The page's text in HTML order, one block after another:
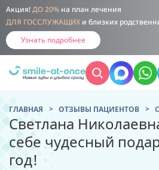
Акция! ДО 20% на план лечения
ДЛЯ ГОССЛУЖАЩИХ и близких
Узнать подробнее
ГЛАВНАЯ ОТЗЫВЫ ПАЦИЕНТОВ
Светлана
себе чудесный
год!